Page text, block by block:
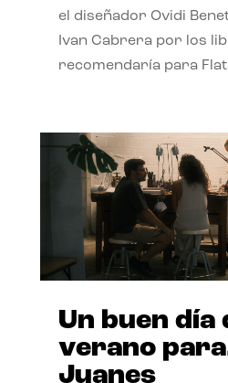
el diseñador Ovidi
Ivan Cabrera por los
recomendaría para
Un buen día
verano
Juanes